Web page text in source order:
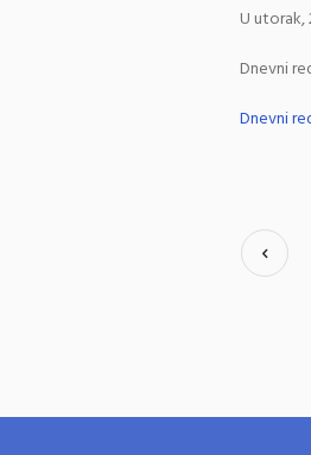
U utorak,
Dnevni
Dnevni